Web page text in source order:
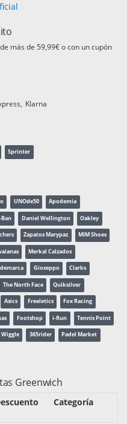
más de 59,99€ o con un cupón
Klarna
Sprinter
UNOde50 Apodemia
Ban Daniel Wellington Oakley
Zapatos Marypaz MIM Shoes
Merkal Calzados
Gioseppo Clarks
The North Face Quiksilver
Asics Freeletics Fox Racing
Footshop i-Run Tennis Point
Wiggle 365rider Padel Market
Greenwich
Categoría